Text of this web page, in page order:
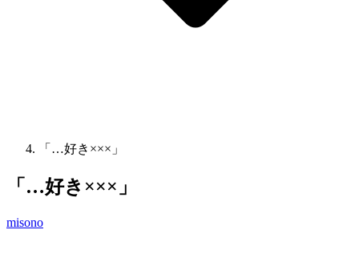
「…好き×××」
「…好き×××」
misono